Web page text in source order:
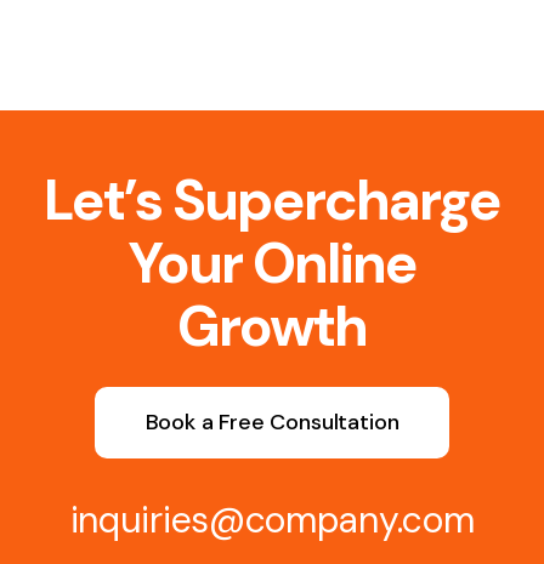
Let’s Supercharge
Your Online
Growth
Book a Free Consultation
inquiries@company.com